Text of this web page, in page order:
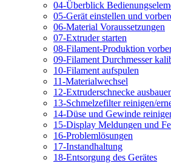
04-Überblick
05-Gerät einstellen und
06-Material Voraussetzungen
07-Extruder starten
08-Filament-Produktion
09-Filament Durchmesser
10-Filament aufspulen
11-Materialwechsel
12-Extruderschnecke
13-Schmelzefilter reinigen/
14-Düse und Gewinde
15-Display Meldungen und
16-Problemlösungen
17-Instandhaltung
18-Entsorgung des Gerätes